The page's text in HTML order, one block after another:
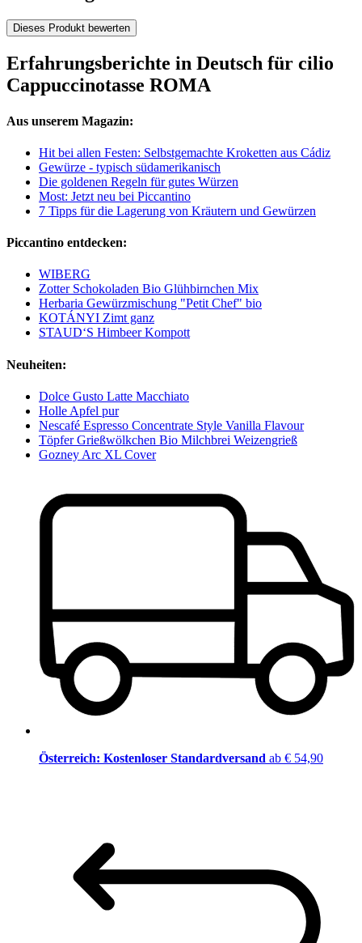
Dieses Produkt bewerten
Erfahrungsberichte in Deutsch für cilio
Cappuccinotasse ROMA
Aus unserem Magazin:
Hit bei allen Festen: Selbstgemachte Kroketten aus Cádiz
Gewürze - typisch südamerikanisch
Die goldenen Regeln für gutes Würzen
Most: Jetzt neu bei Piccantino
7 Tipps für die Lagerung von Kräutern und Gewürzen
Piccantino entdecken:
WIBERG
Zotter Schokoladen Bio Glühbirnchen Mix
Herbaria Gewürzmischung "Petit Chef" bio
KOTÁNYI Zimt ganz
STAUD‘S Himbeer Kompott
Neuheiten:
Dolce Gusto Latte Macchiato
Holle Apfel pur
Nescafé Espresso Concentrate Style Vanilla Flavour
Töpfer Grießwölkchen Bio Milchbrei Weizengrieß
Gozney Arc XL Cover
Österreich: Kostenloser Standardversand ab € 54,90